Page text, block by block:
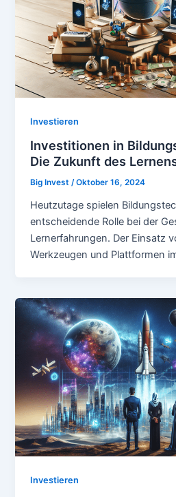
Investieren
Investitionen in
Die Zukunft des
Big Invest /Oktober 16, 2024
Heutzutage spielen
entscheidende Rolle bei der
Lernerfahrungen. Der Einsatz
Werkzeugen und Plattformen
Investieren